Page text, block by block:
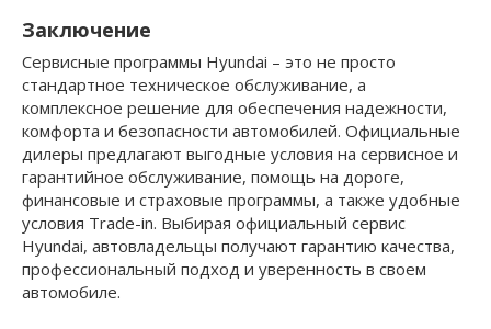
Заключение
Сервисные программы Hyundai – это не просто
стандартное техническое обслуживание, а
комплексное решение для обеспечения надежности,
комфорта и безопасности автомобилей. Официальные
дилеры предлагают выгодные условия на сервисное и
гарантийное обслуживание, помощь на дороге,
финансовые и страховые программы, а также удобные
условия Trade-in. Выбирая официальный сервис
Hyundai, автовладельцы получают гарантию качества,
профессиональный подход и уверенность в своем
автомобиле.